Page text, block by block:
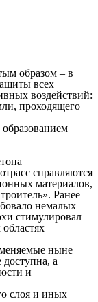
образом – в
всех
воздействий:
проходящего
справляются
материалов,
Ранее
немалых
стимулировал
ныне
а
и
слоя и иных